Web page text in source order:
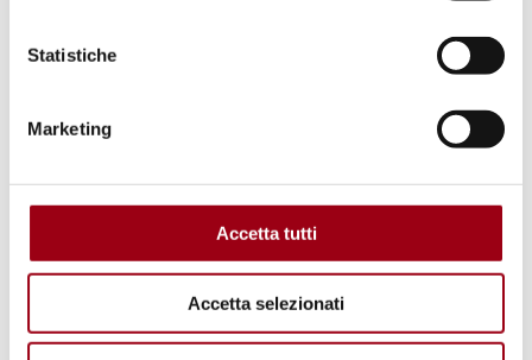
Statistiche
Marketing
Accetta tutti
Accetta selezionati
euromediterraneo
Opportunità per gli studenti/laureati
Scuola